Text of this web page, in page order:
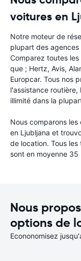
voitures en
Notre moteur de
plupart des
Comparez toutes
que ; Hertz, Avis,
Europcar. Tous nos
l'assistance
illimité dans la
Nous comparons
en Ljubljana et
de location. Tous
sont en moyenne 35
Nous
options de
Econonomisez